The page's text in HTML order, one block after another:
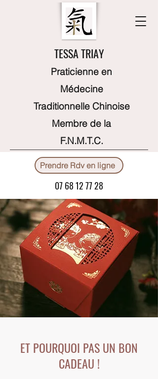
TESSA TRIAY
Praticienne en
Médecine
Traditionnelle Chinoise
Membre de la
F.N.M.T.C.
07 68 12 77 28
Prendre Rdv en ligne
ET POURQUOI PAS UN BON
CADEAU !